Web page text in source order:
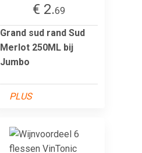
€ 2.69
Grand sud rand Sud
Merlot 250ML bij
Jumbo
PLUS